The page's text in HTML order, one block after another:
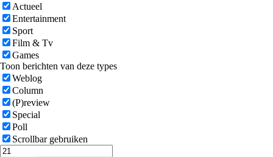
Actueel
Entertainment
Sport
Film & Tv
Games
Toon berichten van deze types
Weblog
Column
(P)review
Special
Poll
Scrollbar gebruiken